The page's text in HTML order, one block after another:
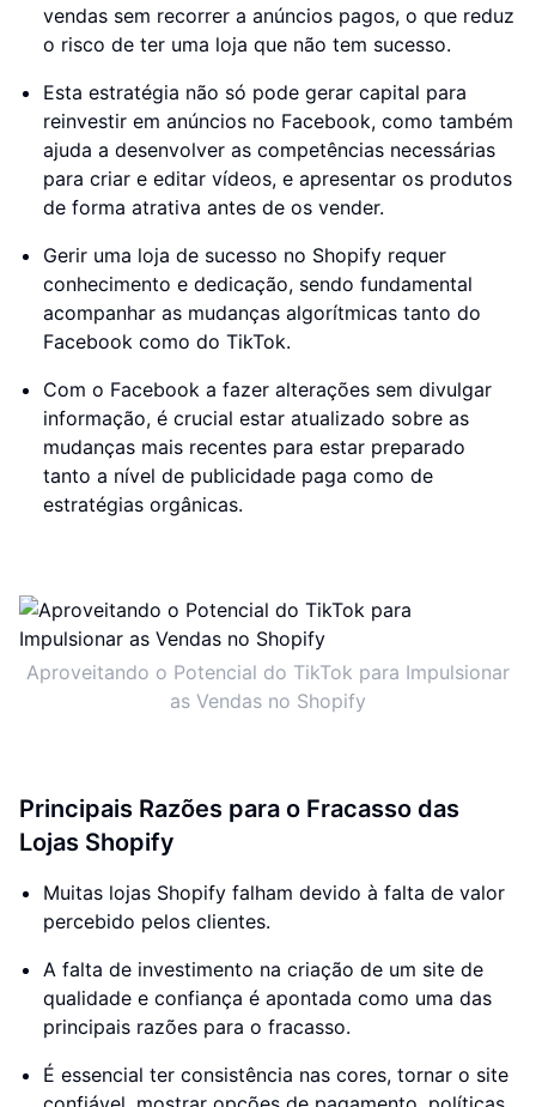
vendas sem recorrer a anúncios pagos, o que reduz
o risco de ter uma loja que não tem sucesso.
Esta estratégia não só pode gerar capital para
reinvestir em anúncios no Facebook, como também
ajuda a desenvolver as competências necessárias
para criar e editar vídeos, e apresentar os produtos
de forma atrativa antes de os vender.
Gerir uma loja de sucesso no Shopify requer
conhecimento e dedicação, sendo fundamental
acompanhar as mudanças algorítmicas tanto do
Facebook como do TikTok.
Com o Facebook a fazer alterações sem divulgar
informação, é crucial estar atualizado sobre as
mudanças mais recentes para estar preparado
tanto a nível de publicidade paga como de
estratégias orgânicas.
Aproveitando o Potencial do TikTok para Impulsionar
as Vendas no Shopify
Principais Razões para o Fracasso das
Lojas Shopify
Muitas lojas Shopify falham devido à falta de valor
percebido pelos clientes.
A falta de investimento na criação de um site de
qualidade e confiança é apontada como uma das
principais razões para o fracasso.
É essencial ter consistência nas cores, tornar o site